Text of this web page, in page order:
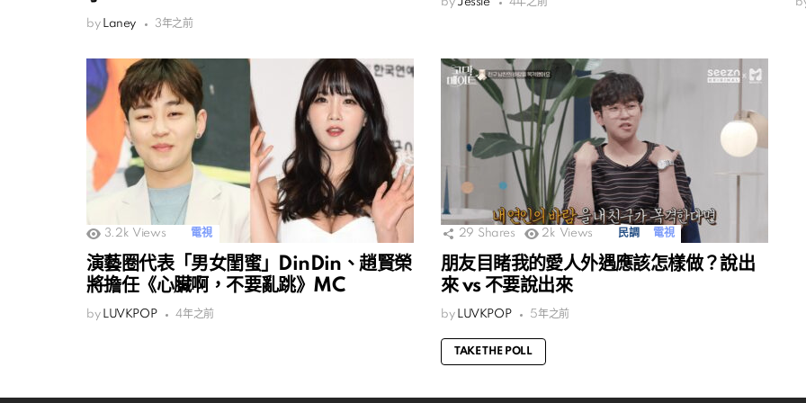
by Laney 3年之前
by Jessie 4年之前
3.2k Views 電視
演藝圈代表「男女閨蜜」DinDin、趙賢榮
將擔任《心臟啊，不要亂跳》MC
by LUVKPOP 4年之前
29 Shares 2k Views 民調 電視
朋友目睹我的愛人外遇應該怎樣做？說出
來 vs 不要說出來
by LUVKPOP 5年之前
TAKE THE POLL